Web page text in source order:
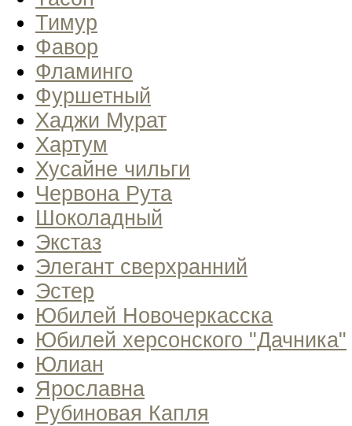
Тимур
Фавор
Фламинго
Фуршетный
Хаджи Мурат
Хартум
Хусайне чильги
Червона Рута
Шоколадный
Экстаз
Элегант сверхранний
Эстер
Юбилей Новочеркасска
Юбилей херсонского "Дачника"
Юлиан
Ярославна
Рубиновая Капля